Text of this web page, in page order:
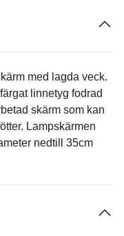
med lagda veck.
linnetyg fodrad
skärm som kan
Lampskärmen
nedtill 35cm